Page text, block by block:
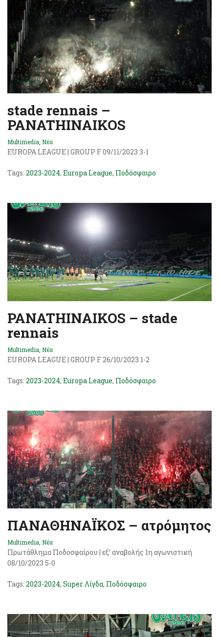
stade rennais –
PANATHINAIKOS
Multimedia, Νέα
EUROPA LEAGUE | GROUP F 09/11/2023 3-1
Tags: 2023-2024, Europa League, Ποδόσφαιρο
PANATHINAIKOS – stade
rennais
Multimedia Νέα
EUROPA LEAGUE | GROUP F 26/10/2023 1-2
Tags: 2023-2024, Europa League, Ποδόσφαιρο
ΠΑΝΑΘΗΝΑΪΚΟΣ – ατρόμητος
Multimedia Νέα
Πρωτάθλημα Ποδοσφαίρου | εξ’ αναβολής 1η αγωνιστική
08/10/2023 5-0
Tags: 2023-2024, Super Λίγδα, Ποδόσφαιρο